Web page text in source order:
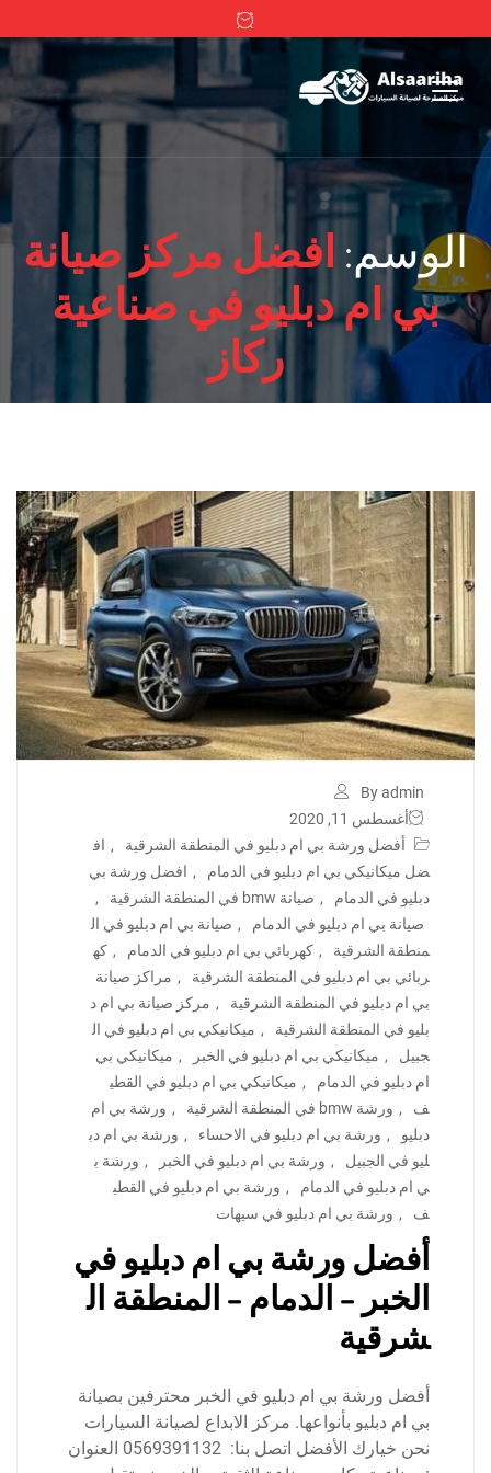
الوسم: افضل مركز صيانة
بي ام دبليو في صناعية
ركاز
By admin
أغسطس 11, 2020
أفضل ورشة بي ام دبليو في المنطقة الشرقية
, اف
ضل ميكانيكي بي ام دبليو في الدمام
, افضل ورشة بي
دبليو في الدمام
, صيانة bmw في المنطقة الشرقية
,
صيانة بي ام دبليو في الدمام
, صيانة بي ام دبليو في ال
منطقة الشرقية
, كهربائي بي ام دبليو في الدمام , كه
ربائي بي ام دبليو في المنطقة الشرقية
, مراكز صيانة
بي ام دبليو في المنطقة الشرقية
, مركز صيانة بي ام د
بليو في المنطقة الشرقية
, ميكانيكي بي ام دبليو في ال
جبيل
, ميكانيكي بي ام دبليو في الخبر , ميكانيكي بي
ام دبليو في الدمام
, ميكانيكي بي ام دبليو في القطي
ف
, ورشة bmw في المنطقة الشرقية , ورشة بي ام
دبليو
, ورشة بي ام دبليو في الاحساء , ورشة بي ام دب
ليو في الجبيل
, ورشة بي ام دبليو في الخبر , ورشة ب
ي ام دبليو في الدمام
, ورشة بي ام دبليو في القطي
ف
, ورشة بي ام دبليو في سيهات
أفضل ورشة بي ام دبليو في
الخبر – الدمام – المنطقة ال
شرقية
أفضل ورشة بي ام دبليو في الخبر محترفين بصيانة
بي ام دبليو بأنواعها. مركز الابداع لصيانة السيارات
نحن خيارك الأفضل اتصل بنا: 0569391132 العنوان